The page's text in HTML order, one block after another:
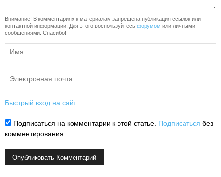
Внимание! В комментариях к материалам запрещена публикация ссылок или
контактной информации. Для этого воспользуйтесь форумом или личными
сообщениями. Спасибо!
Быстрый вход на сайт
Подписаться на комментарии к этой статье. Подписаться без
комментирования.